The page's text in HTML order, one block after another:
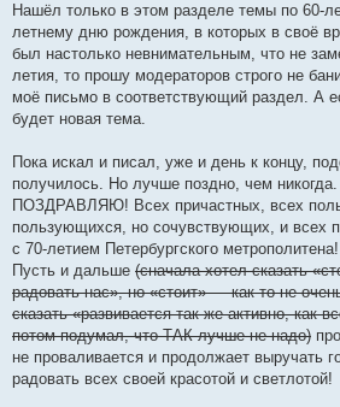
Нашёл только в этом разделе темы по 60-
летнему дню рождения, в которых в своё
был настолько невнимательным, что не
летия, то прошу модераторов строго не
моё письмо в соответствующий раздел. А
будет новая тема.
Пока искал и писал, уже и день к концу,
получилось. Но лучше поздно, чем никогда.
ПОЗДРАВЛЯЮ! Всех причастных, всех
пользующихся, но сочувствующих, и всех
с 70-летием Петербургского
Пусть и дальше (сначала хотел сказать
радовать нас», но «стоит» — как-то не
сказать «развивается так же активно, как
потом подумал, что ТАК лучше не надо)
не проваливается и продолжает выручать
радовать всех своей красотой и светлотой!